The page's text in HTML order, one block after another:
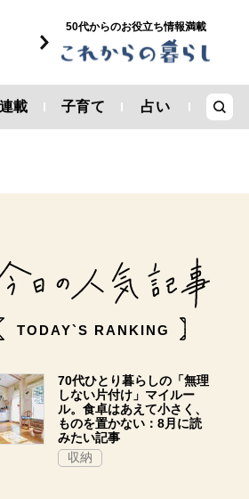
50代からのお役立ち情報満載
載 子育て 占い
TODAY`S RANKING
70代ひとり暮らしの「無理
しない片付け」マイルー
ル。食卓はあえて小さく、
ものを置かない：8月に読
みたい記事
収納